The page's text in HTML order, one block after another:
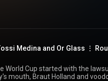
Medina and Or Glass ⋮
World Cup started with the
mouth, Braut Holland and